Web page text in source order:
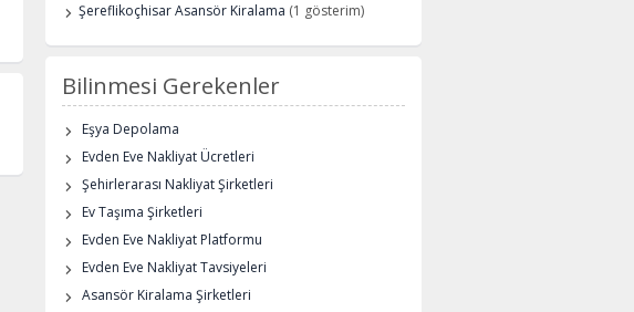
Şereflikoçhisar Asansör Kiralama (1 gösterim)
Bilinmesi Gerekenler
Eşya Depolama
Evden Eve Nakliyat Ücretleri
Şehirlerarası Nakliyat Şirketleri
Ev Taşıma Şirketleri
Evden Eve Nakliyat Platformu
Evden Eve Nakliyat Tavsiyeleri
Asansör Kiralama Şirketleri